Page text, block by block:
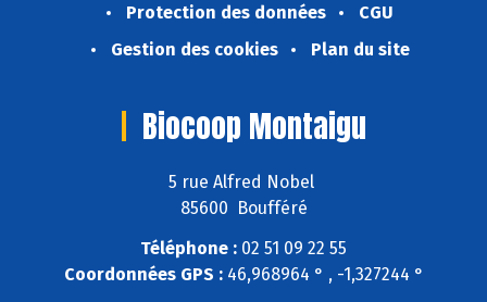
Protection des données
CGU
Gestion des cookies
Plan du site
Biocoop Montaigu
5 rue Alfred Nobel
85600 Boufféré
Téléphone : 02 51 09 22 55
Coordonnées GPS :46,968964 ° , -1,327244 °